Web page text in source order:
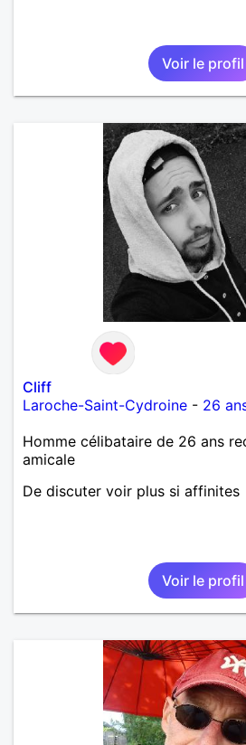
Voir le profil
Cliff
Laroche-Saint-Cydroine - 26
Homme célibataire de 26 ans
amicale
De discuter voir plus si affinites
Voir le profil